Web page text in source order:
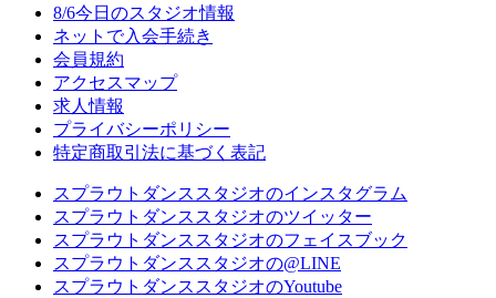
8/6今日のスタジオ情報
ネットで入会手続き
会員規約
アクセスマップ
求人情報
プライバシーポリシー
特定商取引法に基づく表記
スプラウトダンススタジオのインスタグラム
スプラウトダンススタジオのツイッター
スプラウトダンススタジオのフェイスブック
スプラウトダンススタジオの@LINE
スプラウトダンススタジオのYoutube